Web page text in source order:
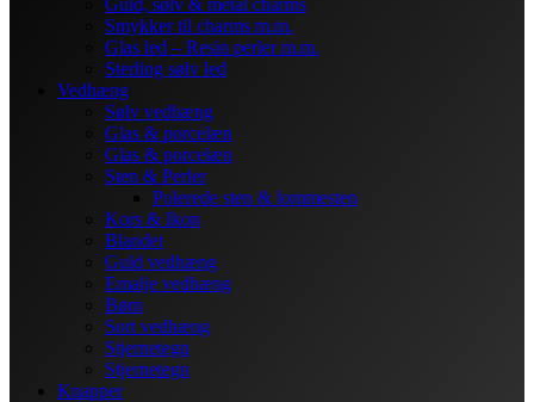
Guld, sølv & metal charms
Smykker til charms m.m.
Glas led – Resin perler m.m.
Sterling sølv led
Vedhæng
Sølv vedhæng
Glas & porcelæn
Glas & porcelæn
Sten & Perler
Polerede sten & lommesten
Kors & Ikon
Blandet
Guld vedhæng
Emalje vedhæng
Børn
Sort vedhæng
Stjernetegn
Stjernetegn
Knapper